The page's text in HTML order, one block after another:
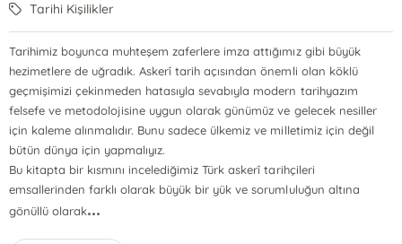
Tarihi Kişilikler
Tarihimiz boyunca muhteşem zaferlere imza attığımız gibi büyük
hezimetlere de uğradık. Askerî tarih açısından önemli olan köklü
geçmişimizi çekinmeden hatasıyla sevabıyla modern tarihyazım
felsefe ve metodolojisine uygun olarak günümüz ve gelecek nesiller
için kaleme alınmalıdır. Bunu sadece ülkemiz ve milletimiz için değil
bütün dünya için yapmalıyız.
Bu kitapta bir kısmını incelediğimiz Türk askerî tarihçileri
emsallerinden farklı olarak büyük bir yük ve sorumluluğun altına
gönüllü olarak...